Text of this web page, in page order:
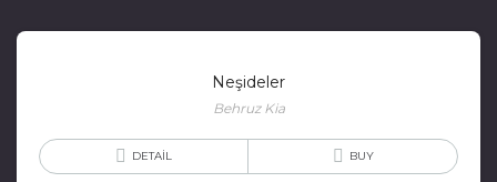
Neşideler
Behruz Kia
DETAIL BUY